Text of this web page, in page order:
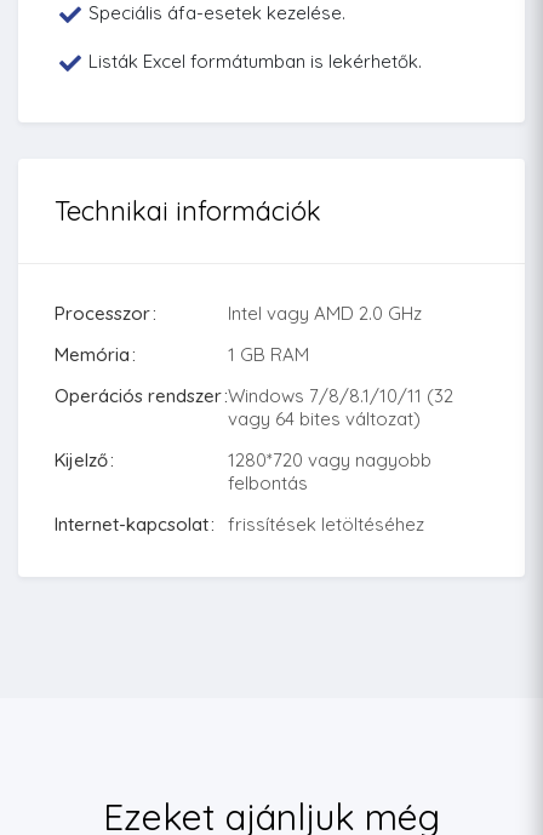
Speciális áfa-esetek kezelése.
Listák Excel formátumban is lekérhetők.
Technikai információk
Processzor
Intel vagy AMD 2.0 GHz
Memória
1 GB RAM
Operációs rendszer Windows 7/8/8.1/10/11 (32
vagy 64 bites változat)
Kijelző
1280*720 vagy nagyobb
felbontás
Internet-kapcsolat
frissítések letöltéséhez
Ezeket ajánljuk még